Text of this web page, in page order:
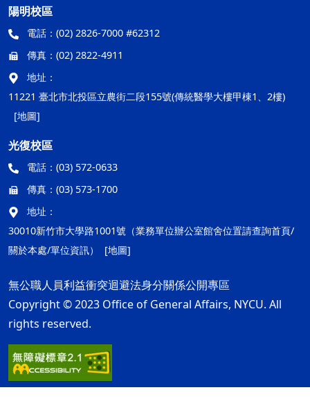
陽明校區
電話： (02) 2826-7000 #62312
傳真： (02) 2822-4911
地址：
11221 臺北市北投區立農街二段155號(傳統醫學大樓甲棟1、2樓)
[地圖]
光復校區
電話： (03) 572-0633
傳真： (03) 573-1700
地址：
30010新竹市大學路1001號（業務單位辦公室館舍位置請查詢首頁/
關於本處/單位資訊）
[地圖]
無公職人員利益衝突迴避法身分關係公開專區
Copyright © 2023 Office of General Affairs, NYCU. All
rights reserved.